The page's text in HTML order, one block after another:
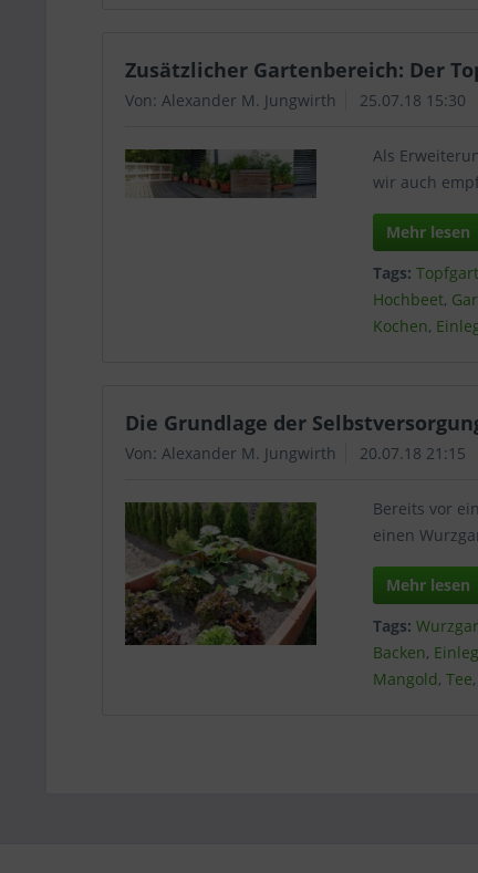
Zusätzlicher Gartenbereich: Der
Von: Alexander M. Jungwirth 25.07.18 15:30
Als
wir auch
Mehr lesen
Tags:
Hochbeet,
Kochen,
Die Grundlage der
Von: Alexander M. Jungwirth 20.07.18 21:15
Bereits vor
einen
Mehr lesen
Tags:
Backen,
Mangold,Tee,